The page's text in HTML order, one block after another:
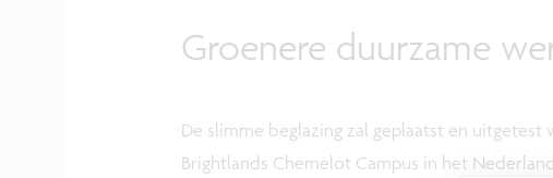
Groenere duurzame
De slimme beglazing zal geplaatst en
Brightlands Chemelot Campus in het